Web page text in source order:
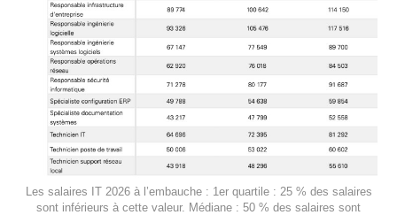
Les salaires IT 2026 à l’embauche : 1er quartile : 25 % des salaires
sont inférieurs à cette valeur. Médiane : 50 % des salaires sont